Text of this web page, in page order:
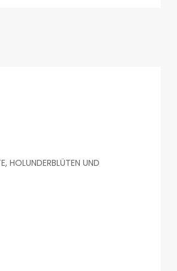
HOLUNDERBLÜTEN UND